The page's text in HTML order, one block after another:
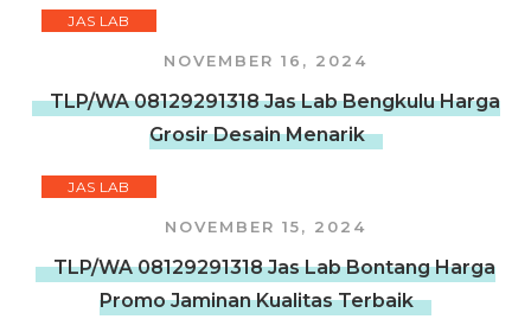
JAS LAB
NOVEMBER 16, 2024
TLP/WA 08129291318 Jas Lab Bengkulu Harga
Grosir Desain Menarik
JAS LAB
NOVEMBER 15, 2024
TLP/WA 08129291318 Jas Lab Bontang Harga
Promo Jaminan Kualitas Terbaik